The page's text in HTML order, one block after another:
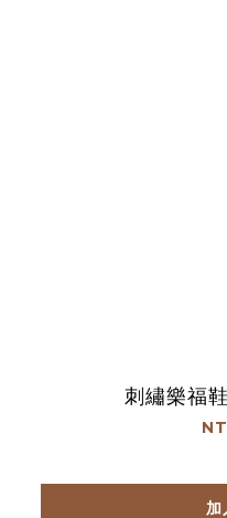
刺繡樂福
加